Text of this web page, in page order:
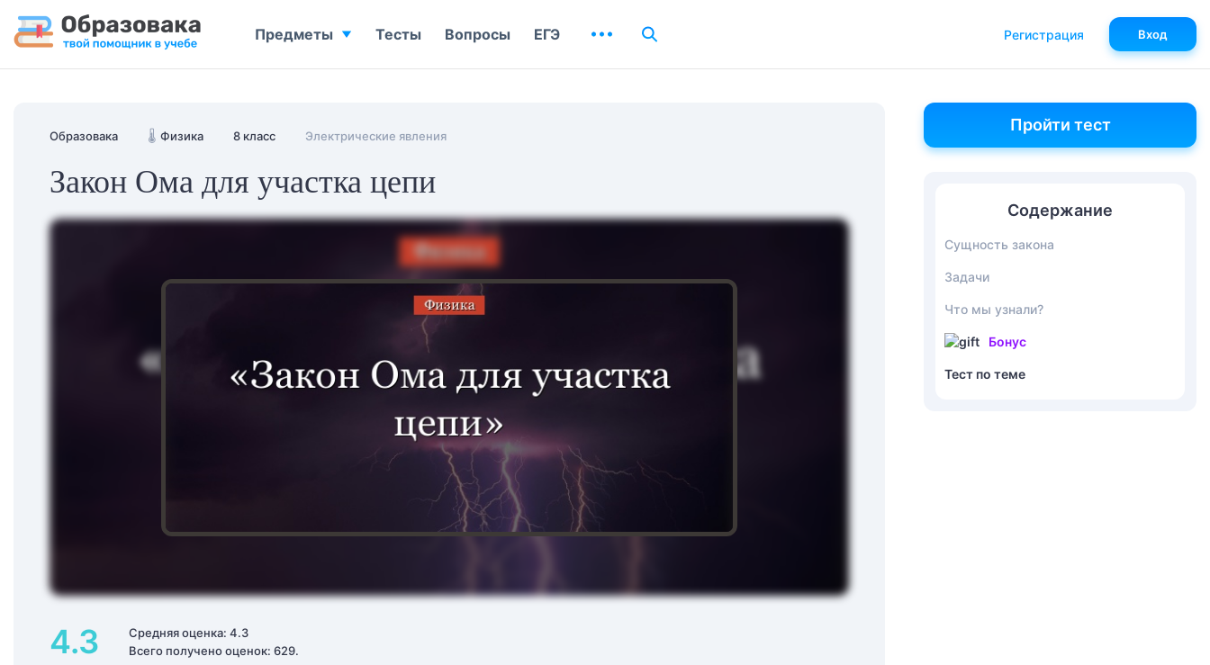
Образовака 🌡️ Физика 8 класс Электрические явления
Закон Ома для участка цепи
4.3
Средняя оценка: 4.3
Всего получено оценок: 629.
Пройти тест
Содержание
Сущность закона
Задачи
Что мы узнали?
Бонус
Тест по теме
Предметы Тесты Вопросы ЕГЭ Регистрация Вход